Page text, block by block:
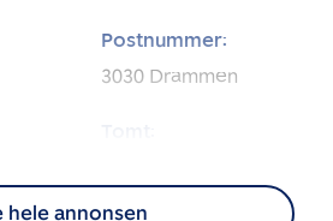
Postnummer:
3030 Drammen
hele annonsen